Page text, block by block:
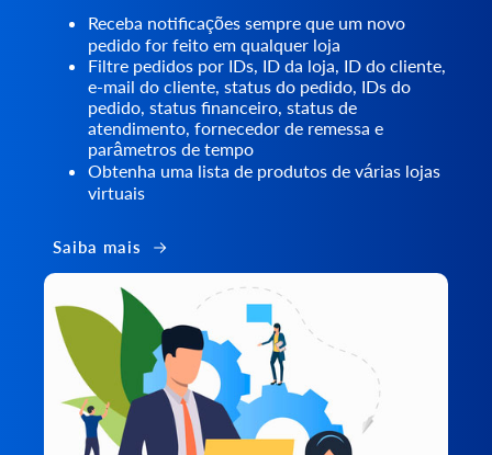
Receba notificações sempre que um novo
pedido for feito em qualquer loja
Filtre pedidos por IDs, ID da loja, ID do cliente,
e-mail do cliente, status do pedido, IDs do
pedido, status financeiro, status de
atendimento, fornecedor de remessa e
parâmetros de tempo
Obtenha uma lista de produtos de várias lojas
virtuais
Saiba mais